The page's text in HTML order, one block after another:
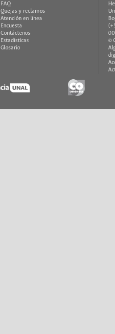
FAQ
Quejas y reclamos
Atención en línea
Encuesta
Contáctenos
Estadísticas
Glosario
©